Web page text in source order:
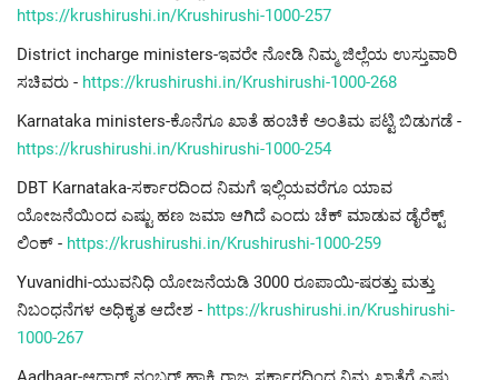
https://krushirushi.in/Krushirushi-1000-257
District incharge ministers-ಇವರೇ ನೋಡಿ ನಿಮ್ಮ ಜಿಲ್ಲೆಯ ಉಸ್ತುವಾರಿ
ಸಚಿವರು - https://krushirushi.in/Krushirushi-1000-268
Karnataka ministers-ಕೊನೆಗೂ ಖಾತೆ ಹಂಚಿಕೆ ಅಂತಿಮ ಪಟ್ಟಿ ಬಿಡುಗಡೆ -
https://krushirushi.in/Krushirushi-1000-254
DBT Karnataka-ಸರ್ಕಾರದಿಂದ ನಿಮಗೆ ಇಲ್ಲಿಯವರೆಗೂ ಯಾವ
ಯೋಜನೆಯಿಂದ ಎಷ್ಟು ಹಣ ಜಮಾ ಆಗಿದೆ ಎಂದು ಚೆಕ್ ಮಾಡುವ ಡೈರೆಕ್ಟ್
ಲಿಂಕ್ - https://krushirushi.in/Krushirushi-1000-259
Yuvanidhi-ಯುವನಿಧಿ ಯೋಜನೆಯಡಿ 3000 ರೂಪಾಯಿ-ಷರತ್ತು ಮತ್ತು
ನಿಬಂಧನೆಗಳ ಅಧಿಕೃತ ಆದೇಶ - https://krushirushi.in/Krushirushi-
1000-267